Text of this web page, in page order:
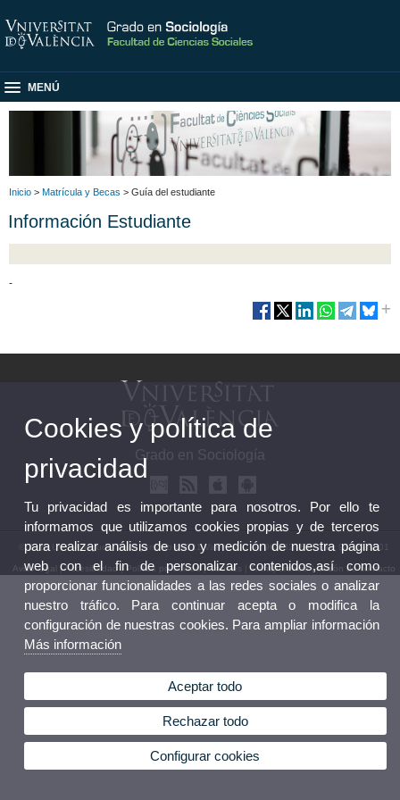
MENÚ
Inicio > Matrícula y Becas > Guía del estudiante
Información Estudiante
-
Grado en Sociología
© 2026 UV. - Avinguda Tarongers, 4b 46021 València. Tel.: 96 3828500 Fax: 96 3828501
Aviso legal |Accesibilidad |Política privacidad|Cookies |Transparencia|Buzón de contacto
Cookies y política de
privacidad
Tu privacidad es importante para nosotros. Por ello te
informamos que utilizamos cookies propias y de terceros
para realizar análisis de uso y medición de nuestra página
web con el fin de personalizar contenidos,así como
proporcionar funcionalidades a las redes sociales o analizar
nuestro tráfico. Para continuar acepta o modifica la
configuración de nuestras cookies. Para ampliar información
Más información
Aceptar todo
Rechazar todo
Configurar cookies